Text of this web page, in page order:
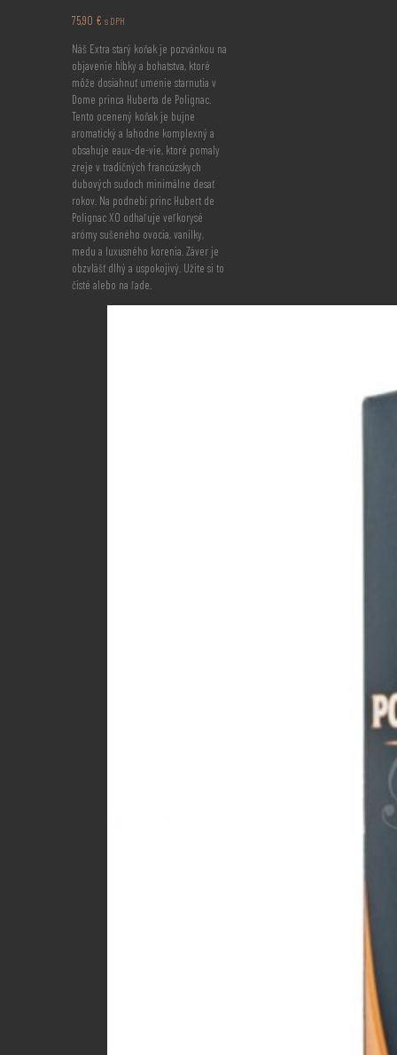
75,90 € s DPH
Náš Extra starý koňak je pozvánkou na
objavenie hĺbky a bohatstva, ktoré
môže dosiahnuť umenie starnutia v
Dome princa Huberta de Polignac.
Tento ocenený koňak je bujne
aromatický a lahodne komplexný a
obsahuje eaux-de-vie, ktoré pomaly
zreje v tradičných francúzskych
dubových sudoch minimálne desať
rokov. Na podnebí princ Hubert de
Polignac XO odhaľuje veľkorysé
arómy sušeného ovocia, vanilky,
medu a luxusného korenia. Záver je
obzvlášť dlhý a uspokojivý. Užite si to
čisté alebo na ľade.